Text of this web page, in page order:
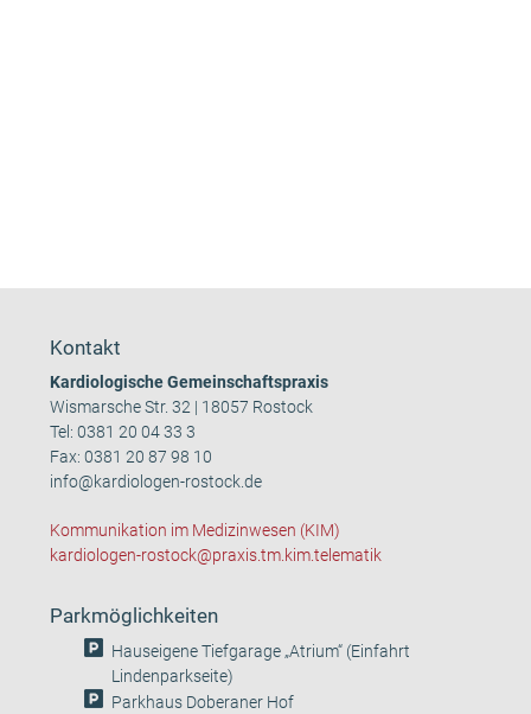
Kontakt
Kardiologische Gemeinschaftspraxis
Wismarsche Str. 32 | 18057 Rostock
Tel:0381 20 04 33 3
Fax: 0381 20 87 98 10
info@kardiologen-rostock.de
Kommunikation im Medizinwesen (KIM)
kardiologen-rostock@praxis.tm.kim.telematik
Parkmöglichkeiten
Hauseigene Tiefgarage „Atrium“ (Einfahrt
Lindenparkseite)
Parkhaus Doberaner Hof